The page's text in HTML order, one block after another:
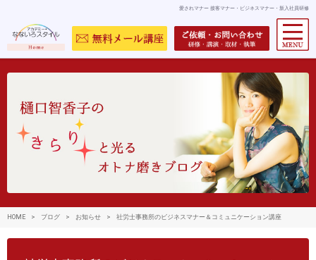
愛されマナー 接客マナー・ビジネスマナー・新入社員研修
HOME > ブログ > お知らせ > 社労士事務所のビジネスマナー＆コミュニケーション講座